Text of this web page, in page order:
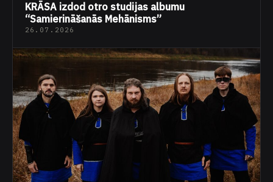
KRĀSA izdod otro studijas albumu
“Samierināšanās Mehānisms”
26.07.2026